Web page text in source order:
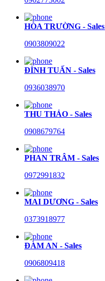
HÒA TRƯỜNG -
0903809022
ĐÌNH TUẤN - Sales
0936038970
THU THẢO - Sales
0908679764
PHAN TRÂM - Sales
0972991832
MAI DƯƠNG - Sales
0373918977
ĐÀM AN - Sales
0906809418